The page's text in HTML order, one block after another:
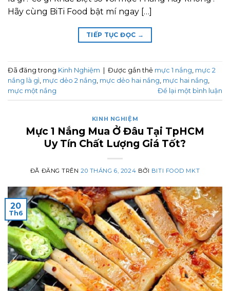
Hãy cùng BiTi Food bật mí ngay […]
TIẾP TỤC ĐỌC →
Đã đăng trong Kinh Nghiệm Được gắn thẻ mực 1 nắng mực 2
nắng là gì mực dẻo 2 nắng mực dẻo hai nắng mực hai nắng
mực một nắng
Để lại một bình luận
KINH NGHIỆM
Mực 1 Nắng Mua Ở Đâu Tại TpHCM
Uy Tín Chất Lượng Giá Tốt?
ĐÃ ĐĂNG TRÊN20 THÁNG 6, 2024 BỞI BITI FOOD MKT
20
Th6